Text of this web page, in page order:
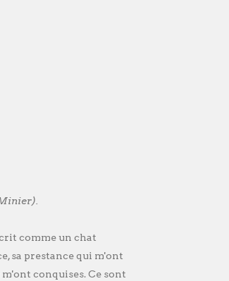
comme un chat
sa prestance qui m'ont
conquises. Ce sont